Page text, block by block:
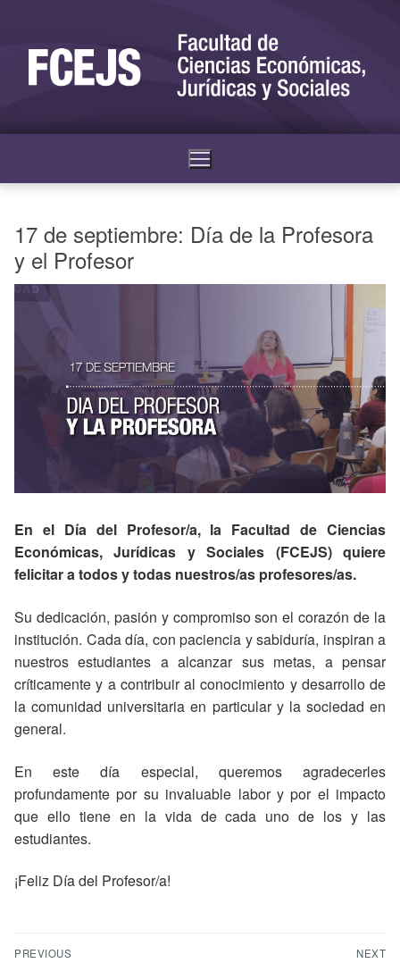
17 de septiembre: Día de la Profesora
y el Profesor
En el Día del Profesor/a, la Facultad de Ciencias
Económicas, Jurídicas y Sociales (FCEJS) quiere
felicitar a todos y todas nuestros/as profesores/as.
Su dedicación, pasión y compromiso son el corazón de la
institución. Cada día, con paciencia y sabiduría, inspiran a
nuestros estudiantes a alcanzar sus metas, a pensar
críticamente y a contribuir al conocimiento y desarrollo de
la comunidad universitaria en particular y la sociedad en
general.
En este día especial, queremos agradecerles
profundamente por su invaluable labor y por el impacto
que ello tiene en la vida de cada uno de los y las
estudiantes.
¡Feliz Día del Profesor/a!
PREVIOUS NEXT